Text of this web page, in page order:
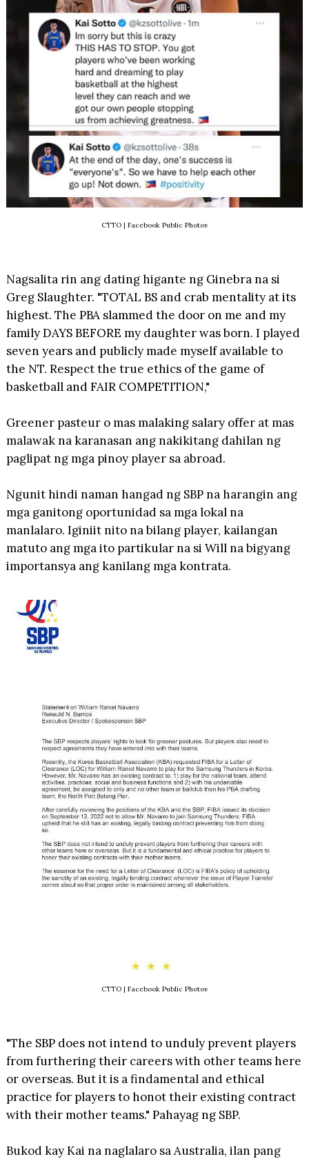
CTTO | Facebook Public Photos
Nagsalita rin ang dating higante ng Ginebra na si
Greg Slaughter. "TOTAL BS and crab mentality at its
highest. The PBA slammed the door on me and my
family DAYS BEFORE my daughter was born. I played
seven years and publicly made myself available to
the NT. Respect the true ethics of the game of
basketball and FAIR COMPETITION,"
Greener pasteur o mas malaking salary offer at mas
malawak na karanasan ang nakikitang dahilan ng
paglipat ng mga pinoy player sa abroad.
Ngunit hindi naman hangad ng SBP na harangin ang
mga ganitong oportunidad sa mga lokal na
manlalaro. Iginiit nito na bilang player, kailangan
matuto ang mga ito partikular na si Will na bigyang
importansya ang kanilang mga kontrata.
CTTO | Facebook Public Photos
"The SBP does not intend to unduly prevent players
from furthering their careers with other teams here
or overseas. But it is a findamental and ethical
practice for players to honot their existing contract
with their mother teams." Pahayag ng SBP.
Bukod kay Kai na naglalaro sa Australia, ilan pang